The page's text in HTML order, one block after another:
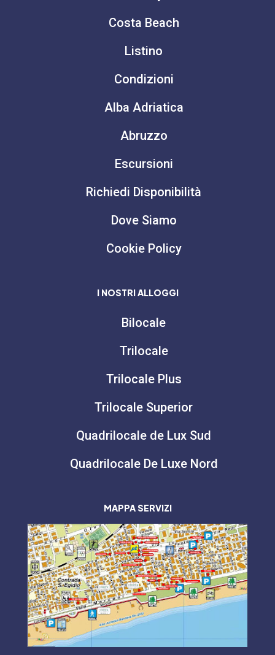
Costa Beach
Listino
Condizioni
Alba Adriatica
Abruzzo
Escursioni
Richiedi Disponibilità
Dove Siamo
Cookie Policy
I NOSTRI ALLOGGI
Bilocale
Trilocale
Trilocale Plus
Trilocale Superior
Quadrilocale de Lux Sud
Quadrilocale De Luxe Nord
MAPPA SERVIZI